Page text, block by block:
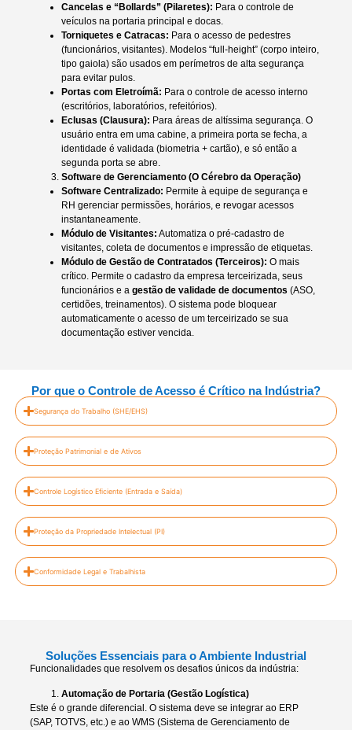
Cancelas e “Bollards” (Pilaretes): Para o controle de
veículos na portaria principal e docas.
Torniquetes e Catracas: Para o acesso de pedestres
(funcionários, visitantes). Modelos “full-height” (corpo inteiro,
tipo gaiola) são usados em perímetros de alta segurança
para evitar pulos.
Portas com Eletroímã: Para o controle de acesso interno
(escritórios, laboratórios, refeitórios).
Eclusas (Clausura): Para áreas de altíssima segurança. O
usuário entra em uma cabine, a primeira porta se fecha, a
identidade é validada (biometria + cartão), e só então a
segunda porta se abre.
Software de Gerenciamento (O Cérebro da Operação)
Software Centralizado: Permite à equipe de segurança e
RH gerenciar permissões, horários, e revogar acessos
instantaneamente.
Módulo de Visitantes: Automatiza o pré-cadastro de
visitantes, coleta de documentos e impressão de etiquetas.
Módulo de Gestão de Contratados (Terceiros): O mais
crítico. Permite o cadastro da empresa terceirizada, seus
funcionários e a gestão de validade de documentos (ASO,
certidões, treinamentos). O sistema pode bloquear
automaticamente o acesso de um terceirizado se sua
documentação estiver vencida.
Por que o Controle de Acesso é Crítico na Indústria?
Segurança do Trabalho (SHE/EHS)
Proteção Patrimonial e de Ativos
Controle Logístico Eficiente (Entrada e Saída)
Proteção da Propriedade Intelectual (PI)
Conformidade Legal e Trabalhista
Soluções Essenciais para o Ambiente Industrial
Funcionalidades que resolvem os desafios únicos da indústria:
Automação de Portaria (Gestão Logística)
Este é o grande diferencial. O sistema deve se integrar ao ERP
(SAP, TOTVS, etc.) e ao WMS (Sistema de Gerenciamento de